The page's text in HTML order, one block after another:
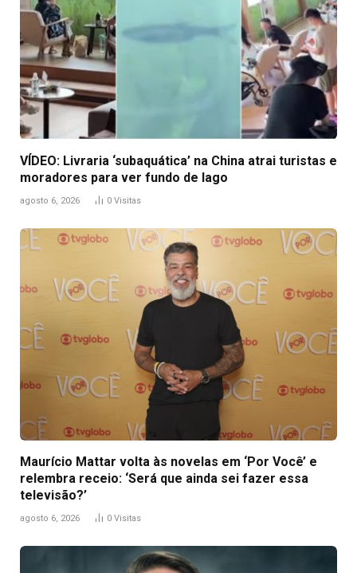
VÍDEO: Livraria ‘subaquática’ na China atrai turistas e
moradores para ver fundo de lago
agosto 6, 2026 0 Visitas
Maurício Mattar volta às novelas em ‘Por Você’ e
relembra receio: ‘Será que ainda sei fazer essa
televisão?’
agosto 6, 2026 0 Visitas